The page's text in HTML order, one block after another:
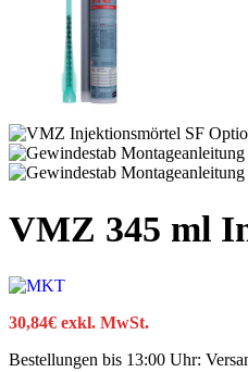
VMZ 345 ml
30,84€ exkl. MwSt.
Bestellungen bis 13:00 Uhr: